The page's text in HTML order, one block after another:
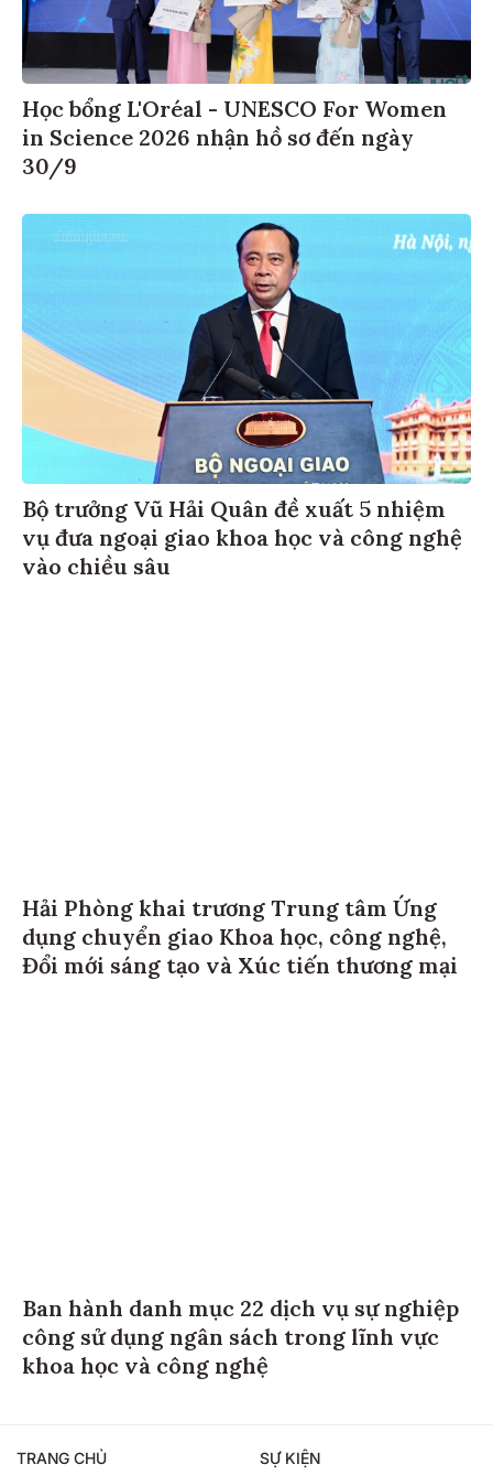
Học bổng L'Oréal - UNESCO For Women
in Science 2026 nhận hồ sơ đến ngày
30/9
Bộ trưởng Vũ Hải Quân đề xuất 5 nhiệm
vụ đưa ngoại giao khoa học và công nghệ
vào chiều sâu
Hải Phòng khai trương Trung tâm Ứng
dụng chuyển giao Khoa học, công nghệ,
Đổi mới sáng tạo và Xúc tiến thương mại
Ban hành danh mục 22 dịch vụ sự nghiệp
công sử dụng ngân sách trong lĩnh vực
khoa học và công nghệ
TRANG CHỦ SỰ KIỆN